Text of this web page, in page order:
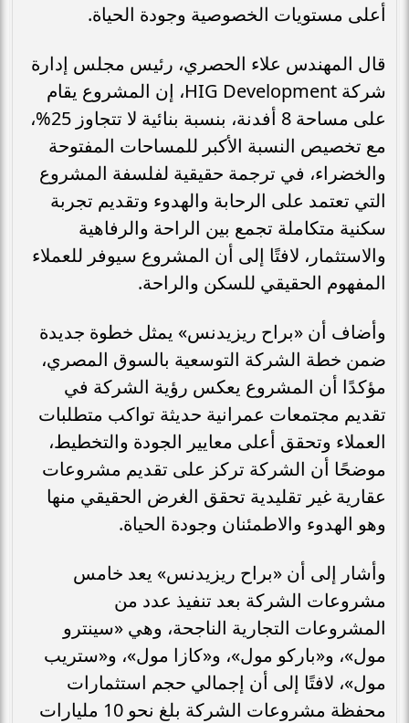
أعلى مستويات الخصوصية وجودة الحياة.
قال المهندس علاء الحصري، رئيس مجلس إدارة
شركة HIG Development، إن المشروع يقام
على مساحة 8 أفدنة، بنسبة بنائية لا تتجاوز 25%،
مع تخصيص النسبة الأكبر للمساحات المفتوحة
والخضراء، في ترجمة حقيقية لفلسفة المشروع
التي تعتمد على الرحابة والهدوء وتقديم تجربة
سكنية متكاملة تجمع بين الراحة والرفاهية
والاستثمار، لافتًا إلى أن المشروع سيوفر للعملاء
المفهوم الحقيقي للسكن والراحة.
وأضاف أن «براح ريزيدنس» يمثل خطوة جديدة
ضمن خطة الشركة التوسعية بالسوق المصري،
مؤكدًا أن المشروع يعكس رؤية الشركة في
تقديم مجتمعات عمرانية حديثة تواكب متطلبات
العملاء وتحقق أعلى معايير الجودة والتخطيط،
موضحًا أن الشركة تركز على تقديم مشروعات
عقارية غير تقليدية تحقق الغرض الحقيقي منها
وهو الهدوء والاطمئنان وجودة الحياة.
وأشار إلى أن «براح ريزيدنس» يعد خامس
مشروعات الشركة بعد تنفيذ عدد من
المشروعات التجارية الناجحة، وهي «سينترو
مول»، و«باركو مول»، و«كازا مول»، و«ستريب
مول»، لافتًا إلى أن إجمالي حجم استثمارات
محفظة مشروعات الشركة بلغ نحو 10 مليارات